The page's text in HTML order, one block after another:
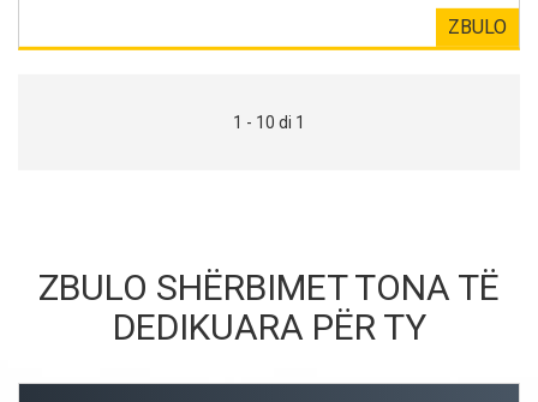
ZBULO
1 - 10 di 1
ZBULO SHËRBIMET TONA TË
DEDIKUARA PËR TY